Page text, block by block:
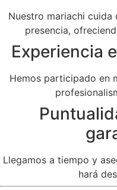
Nuestro mariachi
presencia,
Experiencia
Hemos participado en
Llegamos a tiempo y
hará